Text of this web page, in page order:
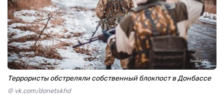
Террористы обстреляли собственный блокпост в Донбассе
© vk.com/donetskhd